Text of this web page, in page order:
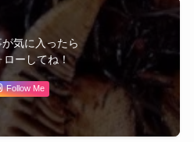
気に入ったら
ローしてね！
Follow Me